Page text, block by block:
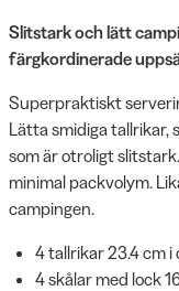
Slitstark och lätt
färgkordinerade
Superpraktiskt
Lätta smidiga tallrikar,
som är otroligt
minimal packvolym.
campingen.
4 tallrikar 23.4 cm i
4 skålar med lock